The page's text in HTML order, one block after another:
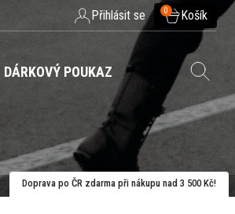
Přihlásit se 0 Košík
DÁRKOVÝ POUKAZ
Doprava po ČR zdarma při nákupu nad 3 500 Kč!